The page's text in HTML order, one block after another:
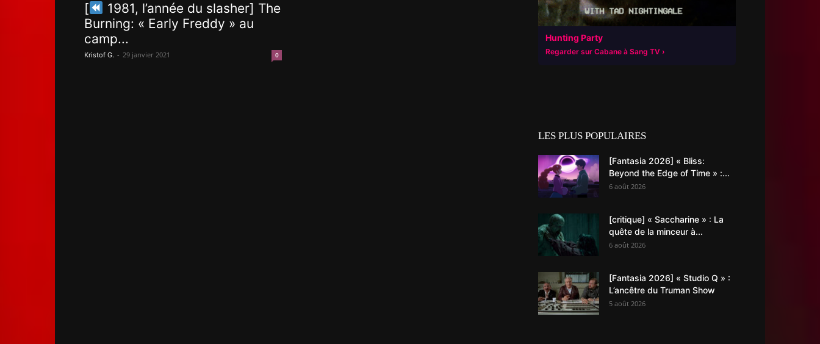
[
1981, l’année du slasher] The
Burning: « Early Freddy » au
camp...
Kristof G. - 29 janvier 2021 0
Hunting Party
Regarder sur Cabane à Sang TV
LES PLUS POPULAIRES
[Fantasia 2026] « Bliss:
Beyond the Edge of Time » :...
6 août 2026
[critique] « Saccharine » : La
quête de la minceur à...
6 août 2026
[Fantasia 2026] « Studio Q » :
L’ancêtre du Truman Show
5 août 2026